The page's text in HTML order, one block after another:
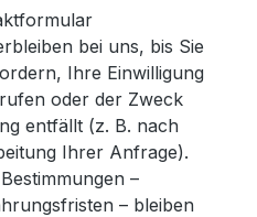
bei uns, bis Sie
Ihre Einwilligung
oder der Zweck
entfällt (z. B. nach
Ihrer Anfrage).
–
– bleiben